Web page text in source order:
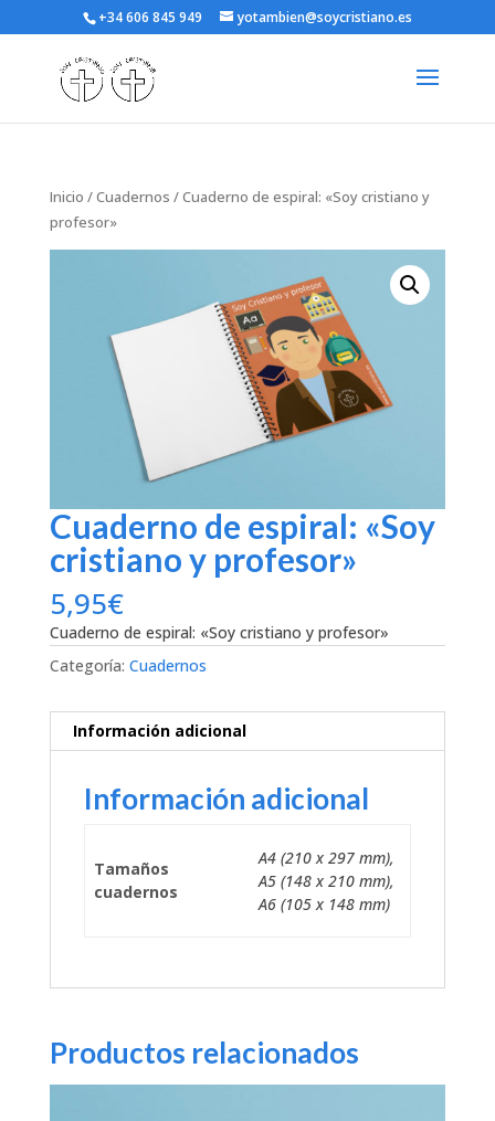
+34 606 845 949 yotambien@soycristiano.es
Inicio /Cuadernos / Cuaderno de espiral: «Soy cristiano y
profesor»
Cuaderno de espiral: «Soy
cristiano y profesor»
5,95€
Cuaderno de espiral: «Soy cristiano y profesor»
Categoría: Cuadernos
Información adicional
Información adicional
Tamaños
cuadernos
A4 (210 x 297 mm),
A5 (148 x 210 mm),
A6 (105 x 148 mm)
Productos relacionados